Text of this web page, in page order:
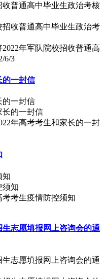
普通高中毕业生政治考核
年军队院校招收普通高
6/3
的一封信
的一封信
年高考考生和家长的一封
知
考考生疫情防控须知
志愿填报网上咨询会的通
志愿填报网上咨询会的通